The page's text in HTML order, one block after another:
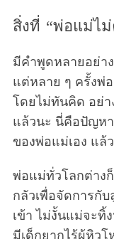
สิ่งที่ “พ่อแม่ไ
มีคำพูดหลายอย่า
แต่หลาย ๆ ครั้งพ่
โดยไม่ทันคิด อย่
แล้วนะ นี่คือปัญห
ของพ่อแม่เอง แล้
พ่อแม่ทั่วโลกต่าง
กลัวเพื่อจัดการกับ
เข้า ไม่งั้นแม่จะทิ้
มีเด็กยากไร้ผู้หิวโ